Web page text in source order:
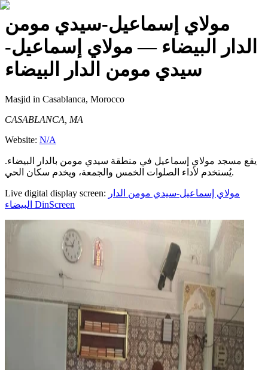
مولاي إسماعيل-سيدي مومن
الدار البيضاء — مولاي إسماعيل-
سيدي مومن الدار البيضاء
Masjid in Casablanca, Morocco
CASABLANCA, MA
Website: N/A
يقع مسجد مولاي إسماعيل في منطقة سيدي مومن بالدار البيضاء.
يُستخدم لأداء الصلوات الخمس والجمعة، ويخدم سكان الحي.
Live digital display screen: مولاي إسماعيل-سيدي مومن الدار
البيضاء DinScreen